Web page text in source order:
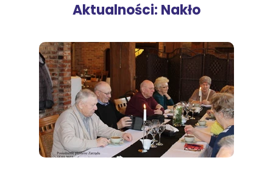
Aktualności: Nakło